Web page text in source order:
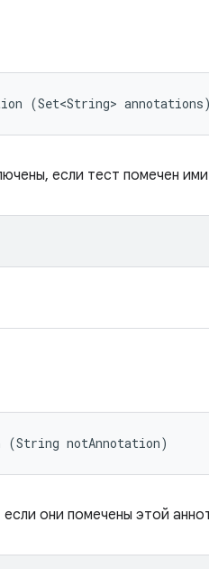
(Set<String> annotations)
если тест помечен
(String notAnnotation)
они помечены этой